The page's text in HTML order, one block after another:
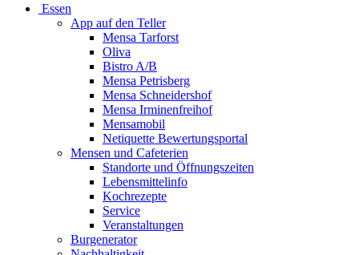
Essen
App auf den Teller
Mensa Tarforst
Oliva
Bistro A/B
Mensa Petrisberg
Mensa Schneidershof
Mensa Irminenfreihof
Mensamobil
Netiquette Bewertungsportal
Mensen und Cafeterien
Standorte und Öffnungszeiten
Lebensmittelinfo
Kochrezepte
Service
Veranstaltungen
Burgenerator